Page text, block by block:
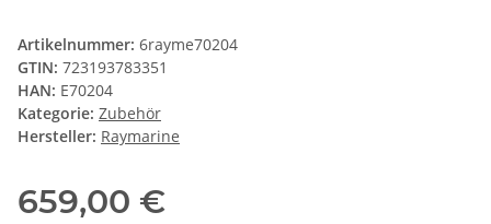
Artikelnummer: 6rayme70204
GTIN: 723193783351
HAN: E70204
Kategorie: Zubehör
Hersteller: Raymarine
659,00 €